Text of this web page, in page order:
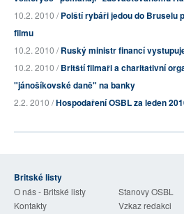
10.2. 2010 /Polští rybáři jedou do Bruselu
filmu
10.2. 2010 /Ruský ministr financí
10.2. 2010 /Britští filmaři a charitativní
"jánošíkovské daně" na banky
2.2. 2010 /Hospodaření OSBL za leden
Britské listy
O nás - Britské listy
Stanovy OSBL
Kontakty
Vzkaz redakci